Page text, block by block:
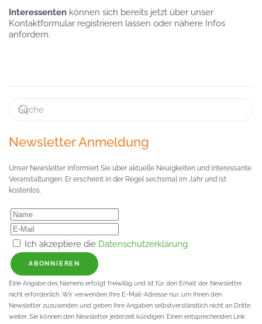
Interessenten können sich bereits jetzt über unser
Kontaktformular registrieren lassen oder nähere Infos
anfordern.
Newsletter Anmeldung
Unser Newsletter informiert Sie über aktuelle Neuigkeiten und interessante
Veranstaltungen. Er erscheint in der Regel sechsmal im Jahr und ist
kostenlos.
Ich akzeptiere die Datenschutzerklärung
ABONNIEREN
Eine Angabe des Namens erfolgt freiwillig und ist für den Erhalt der Newsletter
nicht erforderlich. Wir verwenden Ihre E-Mail-Adresse nur, um Ihnen den
Newsletter zuzusenden und geben Ihre Angaben selbstverständlich nicht an Dritte
weiter. Sie können den Newsletter jederzeit kündigen. Einen entsprechenden Link